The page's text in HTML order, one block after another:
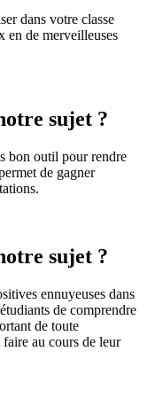
dans votre classe
en de merveilleuses
sujet ?
bon outil pour rendre
de gagner
sujet ?
ennuyeuses dans
de comprendre
de toute
au cours de leur